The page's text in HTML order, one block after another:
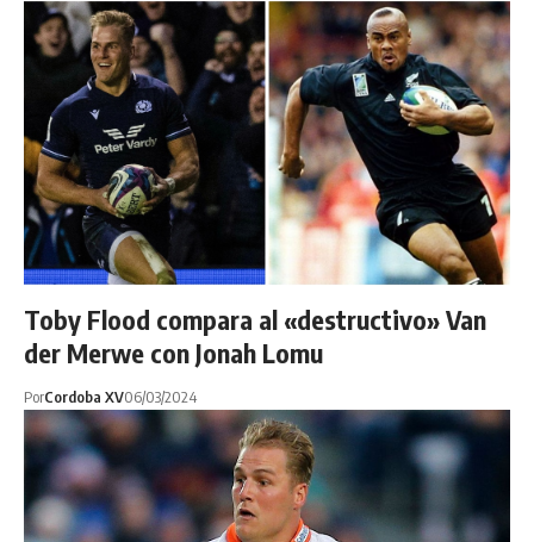
Toby Flood compara al «destructivo» Van
der Merwe con Jonah Lomu
PorCordoba XV06/03/2024